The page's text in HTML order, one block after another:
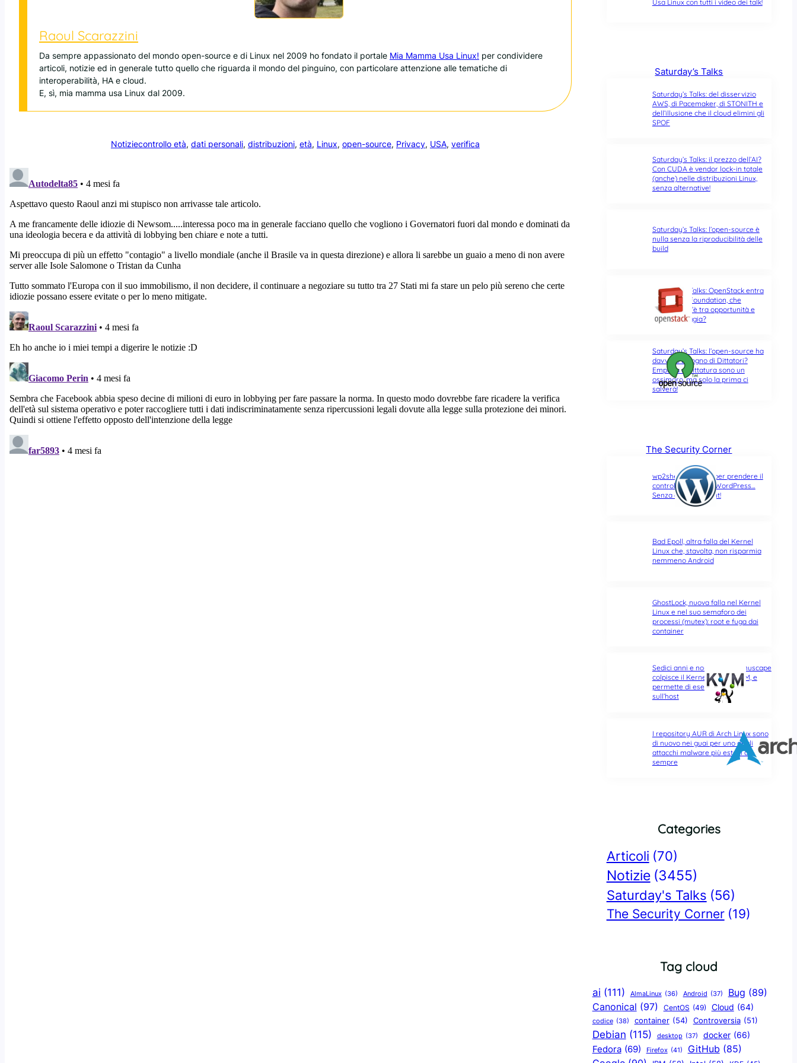
Raoul Scarazzini
Da sempre appassionato del mondo open-source e di Linux nel 2009 ho fondato il portale Mia Mamma Usa Linux! per condividere
articoli, notizie ed in generale tutto quello che riguarda il mondo del pinguino, con particolare attenzione alle tematiche di
interoperabilità, HA e cloud.
E, sì, mia mamma usa Linux dal 2009.
Notiziecontrollo età, dati personali, distribuzioni, età, Linux, open-source, Privacy, USA, verifica
Usa Linux con tutti i video dei talk!
Saturday’s Talks
Saturday’s Talks: del disservizio
AWS, di Pacemaker, di STONITH e
dell’illusione che il cloud elimini gli
SPOF
Saturday’s Talks: il prezzo dell’AI?
Con CUDA è vendor lock-in totale
(anche) nelle distribuzioni Linux,
senza alternative!
Saturday’s Talks: l’open-source è
nulla senza la riproducibilità delle
build
Saturday’s Talks: OpenStack entra
nella Linux Foundation, che
differenza c’è tra opportunità e
ultima spiaggia?
Saturday’s Talks: l’open-source ha
davvero bisogno di Dittatori?
Empatia e Dittatura sono un
ossimoro, ma solo la prima ci
salverà!
The Security Corner
wp2shell: due CVE per prendere il
controllo di un sito WordPress…
Senza alcun account!
Bad Epoll, altra falla del Kernel
Linux che, stavolta, non risparmia
nemmeno Android
GhostLock, nuova falla nel Kernel
Linux e nel suo semaforo dei
processi (mutex): root e fuga dai
container
Sedici anni e non sentirli: Januscape
colpisce il Kernel Linux e KVM, e
permette di eseguire codice
sull’host
I repository AUR di Arch Linux sono
di nuovo nei guai per uno degli
attacchi malware più estesi di
sempre
Categories
Articoli (70)
Notizie (3455)
Saturday's Talks (56)
The Security Corner (19)
Tag cloud
ai (111) AlmaLinux (36) Android (37) Bug (89)
Canonical (97) CentOS (49) Cloud (64)
codice (38) container (54) Controversia (51)
Debian (115) desktop (37) docker (66)
Fedora (69) Firefox (41) GitHub (85)